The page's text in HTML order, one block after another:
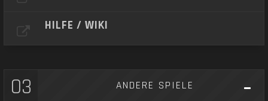
HILFE / WIKI
03 ANDERE SPIELE